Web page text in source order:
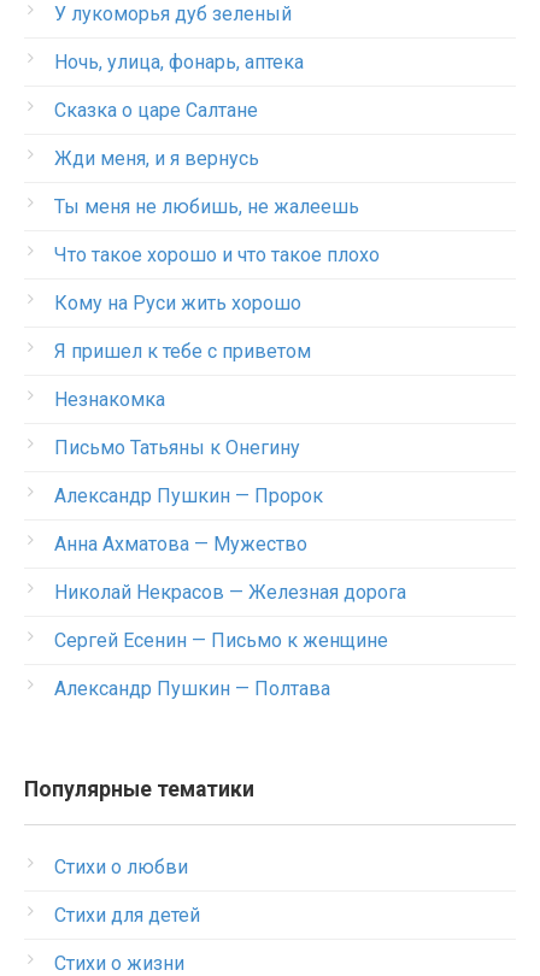
У лукоморья дуб зеленый
Ночь, улица, фонарь, аптека
Сказка о царе Салтане
Жди меня, и я вернусь
Ты меня не любишь, не жалеешь
Что такое хорошо и что такое плохо
Кому на Руси жить хорошо
Я пришел к тебе с приветом
Незнакомка
Письмо Татьяны к Онегину
Александр Пушкин — Пророк
Анна Ахматова — Мужество
Николай Некрасов — Железная дорога
Сергей Есенин — Письмо к женщине
Александр Пушкин — Полтава
Популярные тематики
Стихи о любви
Стихи для детей
Стихи о жизни